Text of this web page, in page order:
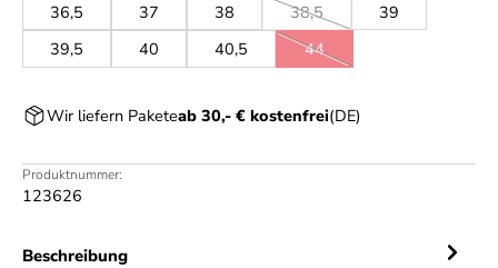
36,5
37 38 38,5
(Diese Option ist zurzeit nicht
39
39,5
40 40,5 44
(Diese Option ist zurzeit
Wir liefern Paketeab 30,- € kostenfrei(DE)
Produktnummer:
123626
Beschreibung